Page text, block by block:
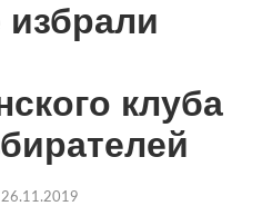
избрали
клуба
26.11.2019